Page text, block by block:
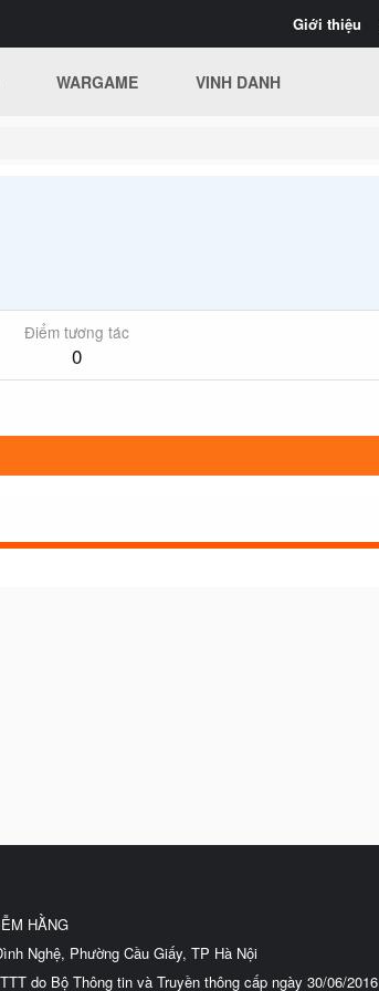
Giới thiệu
WARGAME VINH DANH
Điểm tương tác
0
HẰNG
Nghệ, Phường Cầu Giấy, TP Hà Nội
do Bộ Thông tin và Truyền thông cấp ngày 30/06/2016